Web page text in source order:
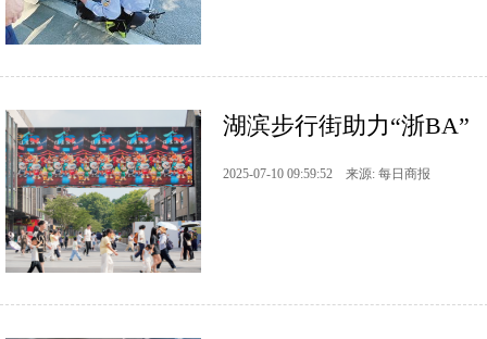
湖滨步行街助力“浙BA”
2025-07-10 09:59:52 来源: 每日商报